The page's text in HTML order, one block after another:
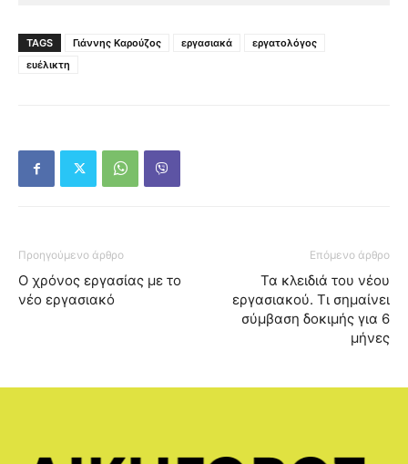
TAGS Γιάννης Καρούζος εργασιακά
εργατολόγος
ευέλικτη
Προηγούμενο άρθρο
Ο χρόνος εργασίας με το
νέο εργασιακό
Επόμενο άρθρο
Τα κλειδιά του νέου
εργασιακού. Τι σημαίνει
σύμβαση δοκιμής για 6
μήνες